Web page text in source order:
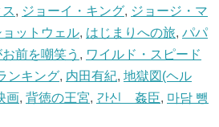
, ジョーイ・キング, ジョージ・マ
ットウェル, はじまりへの旅, パパ
前を嘲笑う , ワイルド・スピード
ンキング, 内田有紀, 地獄図(ヘル
画, 背徳の王宮, 간신 姦臣, 마담 뺑